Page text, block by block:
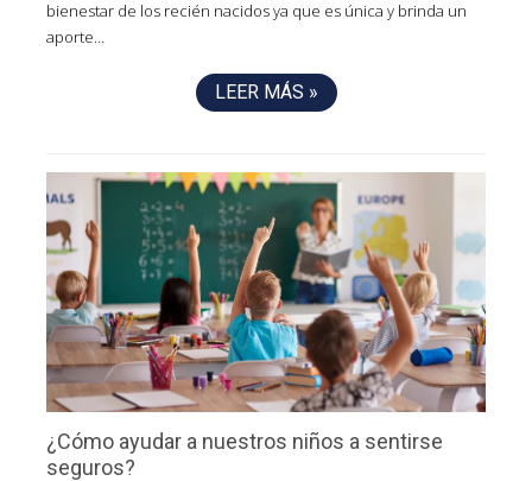
bienestar de los recién nacidos ya que es única y brinda un
aporte…
LEER MÁS »
¿Cómo ayudar a nuestros niños a sentirse
seguros?